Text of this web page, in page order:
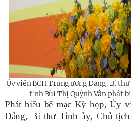
Ủy viên BCH Trung ương Đảng, Bí
tỉnh Bùi Thị Quỳnh Vân phát
Phát biểu bế mạc Kỳ họp, Ủy
Đảng, Bí thư Tỉnh ủy, Chủ